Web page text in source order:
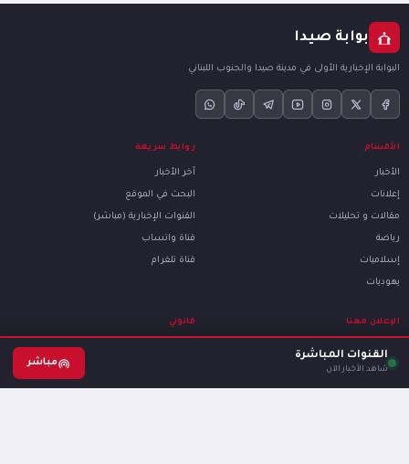
بوابة صيدا
البوابة الإخبارية الأولى في مدينة صيدا والجنوب اللبناني
الأقسام
الأخبار
إعلانات
مقالات و تحليلات
رياضة
إسلاميات
يهوديات
روابط سريعة
آخر الأخبار
البحث في الموقع
القنوات الإخبارية (مباشر)
قناة واتساب
قناة تلغرام
الإعلان معنا
باقات الإعلانات والأسعار
سجّل إعلانك
تواصل معنا للاستفسار
قانوني
ملفات الارتباط
القنوات المباشرة
شاهد الأخبار الآن
مباشر